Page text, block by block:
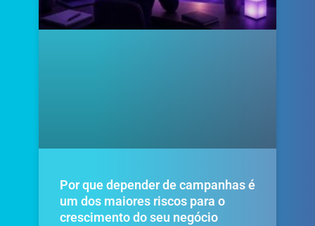
Por que depender de campanhas é
um dos maiores riscos para o
crescimento do seu negócio